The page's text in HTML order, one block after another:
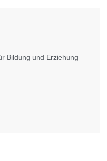
Bildung und Erziehung